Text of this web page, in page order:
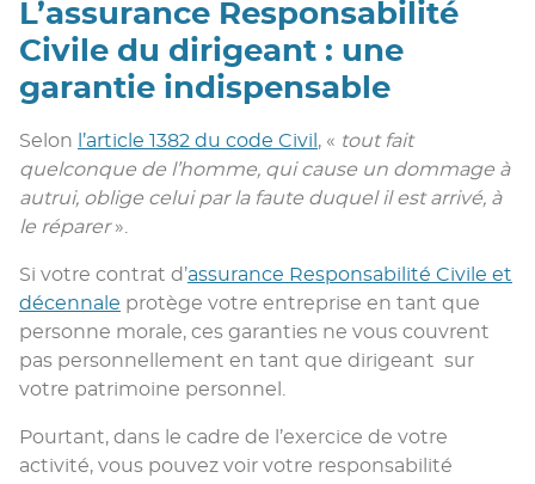
L’assurance Responsabilité
Civile du dirigeant : une
garantie indispensable
Selon l’article 1382 du code Civil , « tout fait
quelconque de l’homme, qui cause un dommage à
autrui, oblige celui par la faute duquel il est arrivé, à
le réparer».
Si votre contrat d’assurance Responsabilité Civile et
décennale protège votre entreprise en tant que
personne morale, ces garanties ne vous couvrent
pas personnellement en tant que dirigeant sur
votre patrimoine personnel.
Pourtant, dans le cadre de l’exercice de votre
activité, vous pouvez voir votre responsabilité